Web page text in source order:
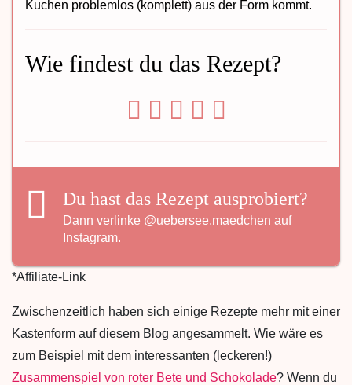
Kuchen problemlos (komplett) aus der Form kommt.
Wie findest du das Rezept?
Du hast das Rezept ausprobiert?
Dann verlinke @uebersee.maedchen auf
Instagram.
*Affiliate-Link
Zwischenzeitlich haben sich einige Rezepte mehr mit einer
Kastenform auf diesem Blog angesammelt. Wie wäre es
zum Beispiel mit dem interessanten (leckeren!)
Zusammenspiel von roter Bete und Schokolade? Wenn du